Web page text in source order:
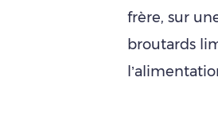
frère, sur
broutards